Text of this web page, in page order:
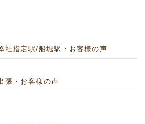
社指定駅/船堀駅・お客様の声
張・お客様の声